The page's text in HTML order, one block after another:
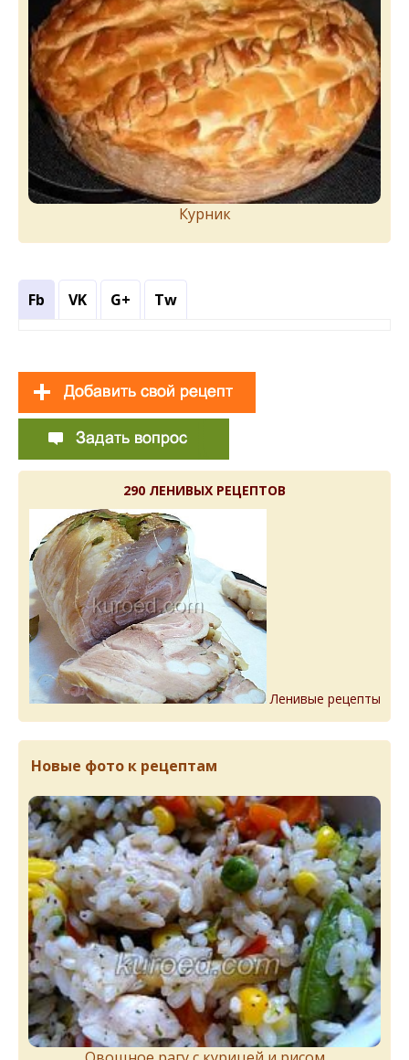
Курник
Fb VK G+ Tw
290 ЛЕНИВЫХ РЕЦЕПТОВ
Ленивые рецепты
Новые фото к рецептам